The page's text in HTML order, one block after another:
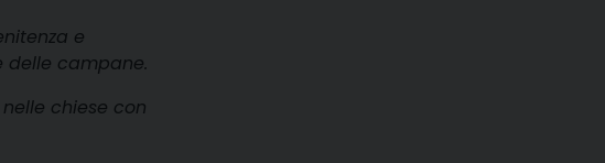
e
delle campane.
chiese con